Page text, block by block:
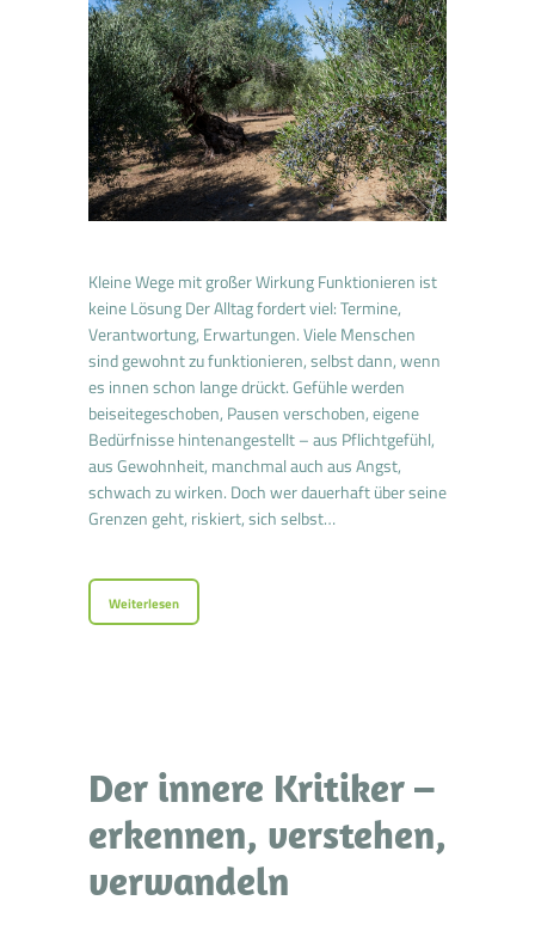
Kleine Wege mit großer Wirkung Funktionieren ist
keine Lösung Der Alltag fordert viel: Termine,
Verantwortung, Erwartungen. Viele Menschen
sind gewohnt zu funktionieren, selbst dann, wenn
es innen schon lange drückt. Gefühle werden
beiseitegeschoben, Pausen verschoben, eigene
Bedürfnisse hintenangestellt – aus Pflichtgefühl,
aus Gewohnheit, manchmal auch aus Angst,
schwach zu wirken. Doch wer dauerhaft über seine
Grenzen geht, riskiert, sich selbst…
Weiterlesen
Der innere Kritiker –
erkennen, verstehen,
verwandeln